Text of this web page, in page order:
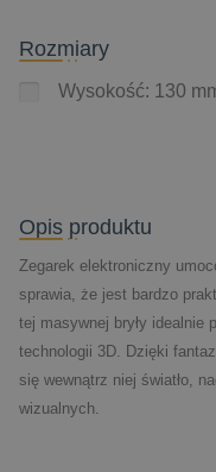
Rozmiary
Wysokość: 130
Opis produktu
Zegarek elektroniczny
sprawia, że jest bardzo
tej masywnej bryły idealnie
technologii 3D. Dzięki
się wewnątrz niej światło,
wizualnych.